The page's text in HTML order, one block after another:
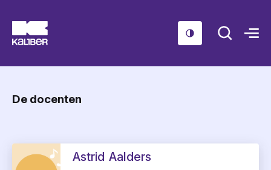
Scholen
Over ons
De docenten
Astrid Aalders